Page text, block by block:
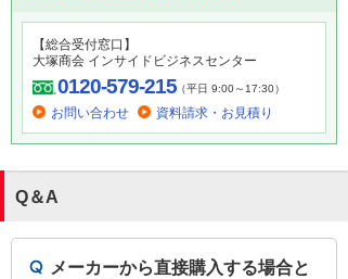
【総合受付窓口】
大塚商会 インサイドビジネスセンター
0120-579-215（平日 9:00～17:30）
お問い合わせ 資料請求・お見積り
Q＆A
メーカーから直接購入する場合と